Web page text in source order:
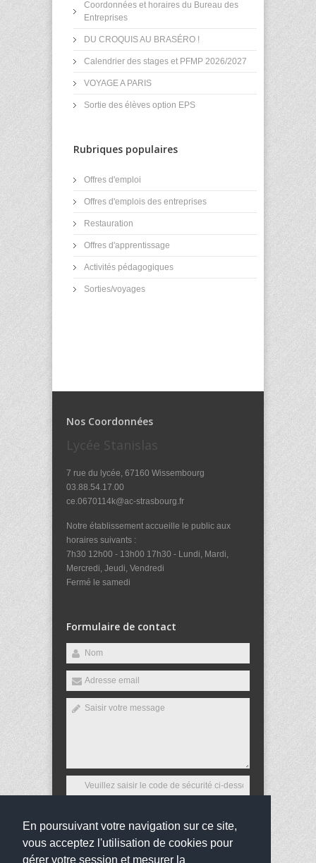
En poursuivant votre navigation sur ce site,
vous acceptez l'utilisation de cookies pour
gérer votre session et mesurer la
Coordonnées et horaires du Bureau des
Entreprises
DU CROQUIS AU BRASÉRO !
Calendrier des stages et PFMP 2026/2027
VOYAGE A PARIS
Sortie des élèves option EPS
Rubriques populaires
Offres d'emploi
Offres d'emplois des entreprises
Restauration
Offres d'apprentissage
Activités pédagogiques
Sorties/voyages
Nos Coordonnées
Lycée Stanislas
7 rue du lycée, 67160 Wissembourg
03.88.54.17.00
ce.0670114k@ac-strasbourg.fr
Notre établissement accueille le public aux
horaires suivants :
7h30 12h00 - 13h00 17h30 - Lundi, Mardi,
Mercredi, Jeudi, Vendredi
Fermé le samedi
Formulaire de contact
Envoyer